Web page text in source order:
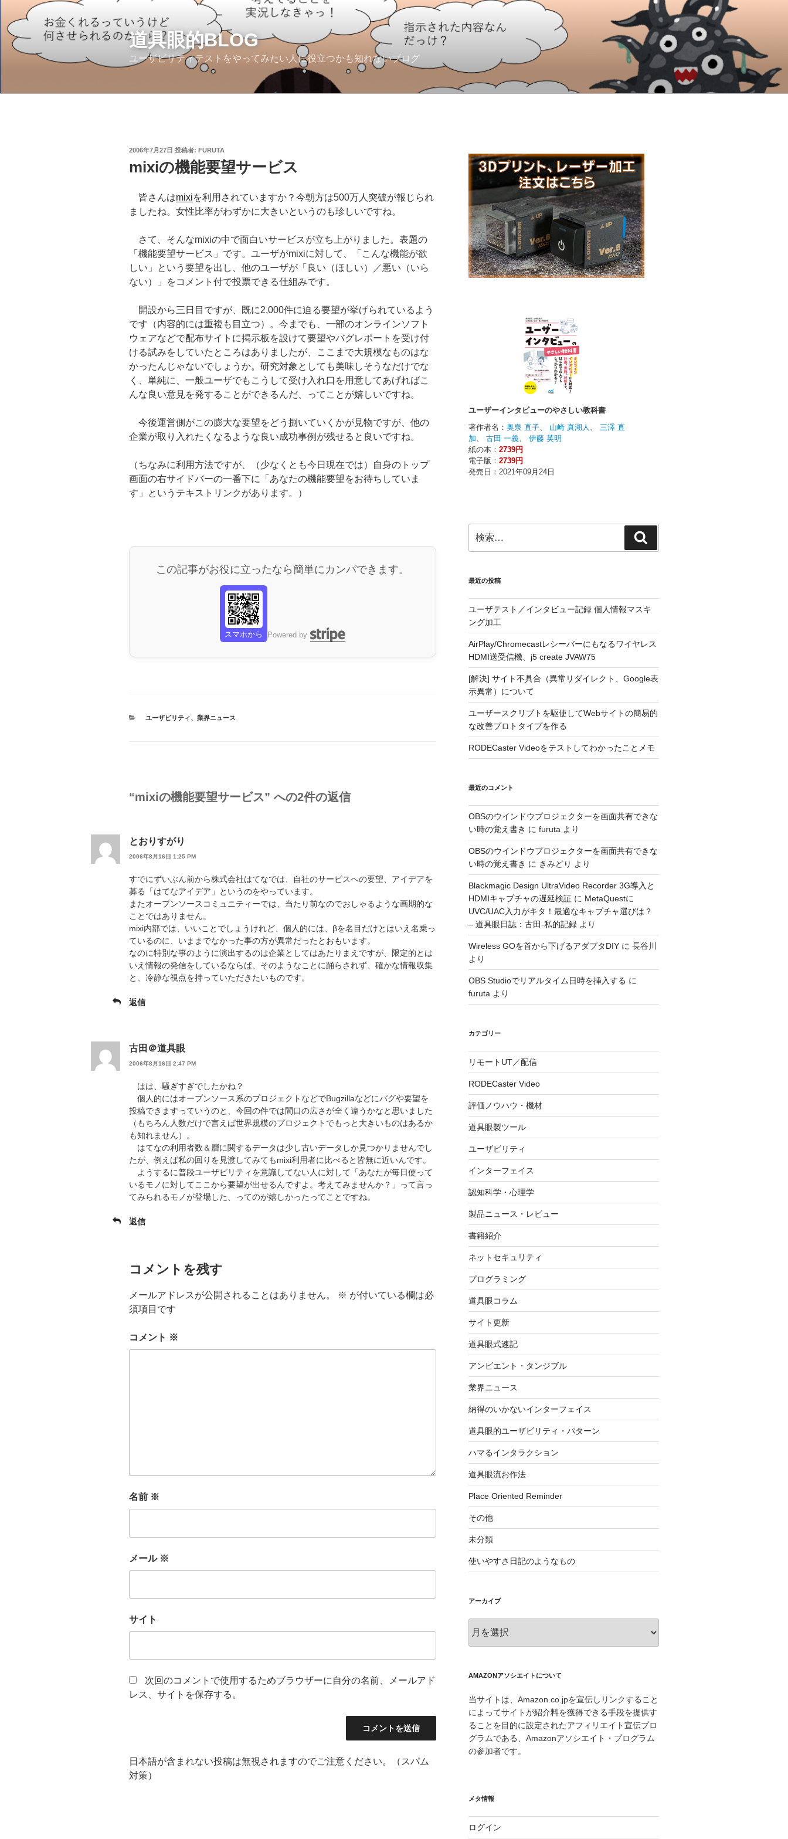
テ
道具眼的BLOG
ユーザビリティテストをやってみたい人に役立つかも知れないブログ
投
日:
2006年7月27日 投稿者: FURUTA
mixiの機能要望サービス
皆さんはmixiを利用されていますか？今朝方は500万人突破が報じられ
ましたね。女性比率がわずかに大きいというのも珍しいですね。
さて、そんなmixiの中で面白いサービスが立ち上がりました。表題の
「機能要望サービス」です。ユーザがmixiに対して、「こんな機能が欲
しい」という要望を出し、他のユーザが「良い（ほしい）／悪い（いら
ない）」をコメント付で投票できる仕組みです。
開設から三日目ですが、既に2,000件に迫る要望が挙げられているよう
です（内容的には重複も目立つ）。今までも、一部のオンラインソフト
ウェアなどで配布サイトに掲示板を設けて要望やバグレポートを受け付
ける試みをしていたところはありましたが、ここまで大規模なものはな
かったんじゃないでしょうか。研究対象としても美味しそうなだけでな
く、単純に、一般ユーザでもこうして受け入れ口を用意してあげればこ
んな良い意見を発することができるんだ、ってことが嬉しいですね。
今後運営側がこの膨大な要望をどう捌いていくかが見物ですが、他の
企業が取り入れたくなるような良い成功事例が残せると良いですね。
（ちなみに利用方法ですが、（少なくとも今日現在では）自身のトップ
画面の右サイドバーの一番下に「あなたの機能要望をお待ちしていま
す」というテキストリンクがあります。）
この記事がお役に立ったなら簡単にカンパできます。
スマホから Powered by
カ
ユーザビリティ、 業界ニュース
“mixiの機能要望サービス” への2件の返信
とおりすがり
2006年8月16日 1:25 PM
すでにずいぶん前から株式会社はてなでは、自社のサービスへの要望、アイデアを
募る「はてなアイデア」というのをやっています。
またオープンソースコミュニティーでは、当たり前なのでおしゃるような画期的な
ことではありません。
mixi内部では、いいことでしょうけれど、個人的には、βを名目だけとはいえ名乗っ
ているのに、いままでなかった事の方が異常だったとおもいます。
なのに特別な事のように演出するのは企業としてはあたりまえですが、限定的とは
いえ情報の発信をしているならば、そのようなことに踊らされず、確かな情報収集
と、冷静な視点を持っていただきたいものです。
返信
古田＠道具眼
2006年8月16日 2:47 PM
はは、騒ぎすぎでしたかね？
個人的にはオープンソース系のプロジェクトなどでBugzillaなどにバグや要望を
投稿できますっていうのと、今回の件では間口の広さが全く違うかなと思いました
（もちろん人数だけで言えば世界規模のプロジェクトでもっと大きいものはあるか
も知れません）。
はてなの利用者数＆層に関するデータは少し古いデータしか見つかりませんでし
たが、例えば私の回りを見渡してみてもmixi利用者に比べると皆無に近いんです。
ようするに普段ユーザビリティを意識してない人に対して「あなたが毎日使って
いるモノに対してここから要望が出せるんですよ。考えてみませんか？」って言っ
てみられるモノが登場した、ってのが嬉しかったってことですね。
返信
コメントを残す
メールアドレスが公開されることはありません。 ※ が付いている欄は必
須項目です
コメント ※
名前 ※
メール ※
サイト
次回のコメントで使用するためブラウザーに自分の名前、メールアド
レス、サイトを保存する。
日本語が含まれない投稿は無視されますのでご注意ください。（スパム
対策）
索:
索
最近の投稿
ユーザテスト／インタビュー記録 個人情報マスキ
ング加工
AirPlay/Chromecastレシーバーにもなるワイヤレス
HDMI送受信機、j5 create JVAW75
[解決] サイト不具合（異常リダイレクト、Google表
示異常）について
ユーザースクリプトを駆使してWebサイトの簡易的
な改善プロトタイプを作る
RODECaster Videoをテストしてわかったことメモ
最近のコメント
OBSのウインドウプロジェクターを画面共有できな
い時の覚え書き に furutaより
OBSのウインドウプロジェクターを画面共有できな
い時の覚え書き に きみどり より
Blackmagic Design UltraVideo Recorder 3G導入と
HDMIキャプチャの遅延検証に MetaQuestに
UVC/UAC入力がキタ！最適なキャプチャ選びは？
– 道具眼日誌：古田-私的記録より
Wireless GOを首から下げるアダプタDIYに 長谷川
より
OBS Studioでリアルタイム日時を挿入する に
furutaより
カテゴリー
リモートUT／配信
RODECaster Video
評価ノウハウ・機材
道具眼製ツール
ユーザビリティ
インターフェイス
認知科学・心理学
製品ニュース・レビュー
書籍紹介
ネットセキュリティ
プログラミング
道具眼コラム
サイト更新
道具眼式速記
アンビエント・タンジブル
業界ニュース
納得のいかないインターフェイス
道具眼的ユーザビリティ・パターン
ハマるインタラクション
道具眼流お作法
Place Oriented Reminder
その他
未分類
使いやすさ日記のようなもの
アーカイブ
ー
ブ
AMAZONアソシエイトについて
当サイトは、Amazon.co.jpを宣伝しリンクすること
によってサイトが紹介料を獲得できる手段を提供す
ることを目的に設定されたアフィリエイト宣伝プロ
グラムである、Amazonアソシエイト・プログラム
の参加者です。
メタ情報
ログイン